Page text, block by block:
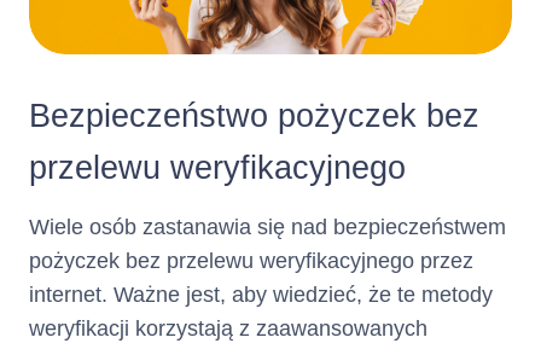
wskazane w Umowie
powodujące jej rozwiązanie.
Zasady i terminy spłaty
kredytu :
Klient zobowiązany jest do
dokonywania
Zadłużeniapo upływie
każdego Okresu
Rozliczeniowego w wysokości
co najmniej Minimalnej Kwoty
do Zapłaty wDniu Spłaty
Dzień Spłaty i wysokość
Minimalnej Kwoty do Zapłaty
Bezpieczeństwo pożyczek bez
przelewu weryfikacyjnego
Wiele osób zastanawia się nad bezpieczeństwem
pożyczek bez przelewu weryfikacyjnego przez
internet. Ważne jest, aby wiedzieć, że te metody
weryfikacji korzystają z zaawansowanych